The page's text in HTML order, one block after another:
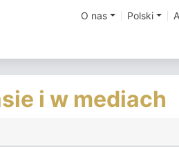
O nas Polski
i w mediach